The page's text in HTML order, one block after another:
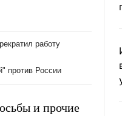
и прочие